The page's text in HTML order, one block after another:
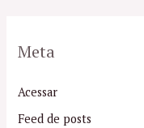
Meta
Acessar
Feed de posts